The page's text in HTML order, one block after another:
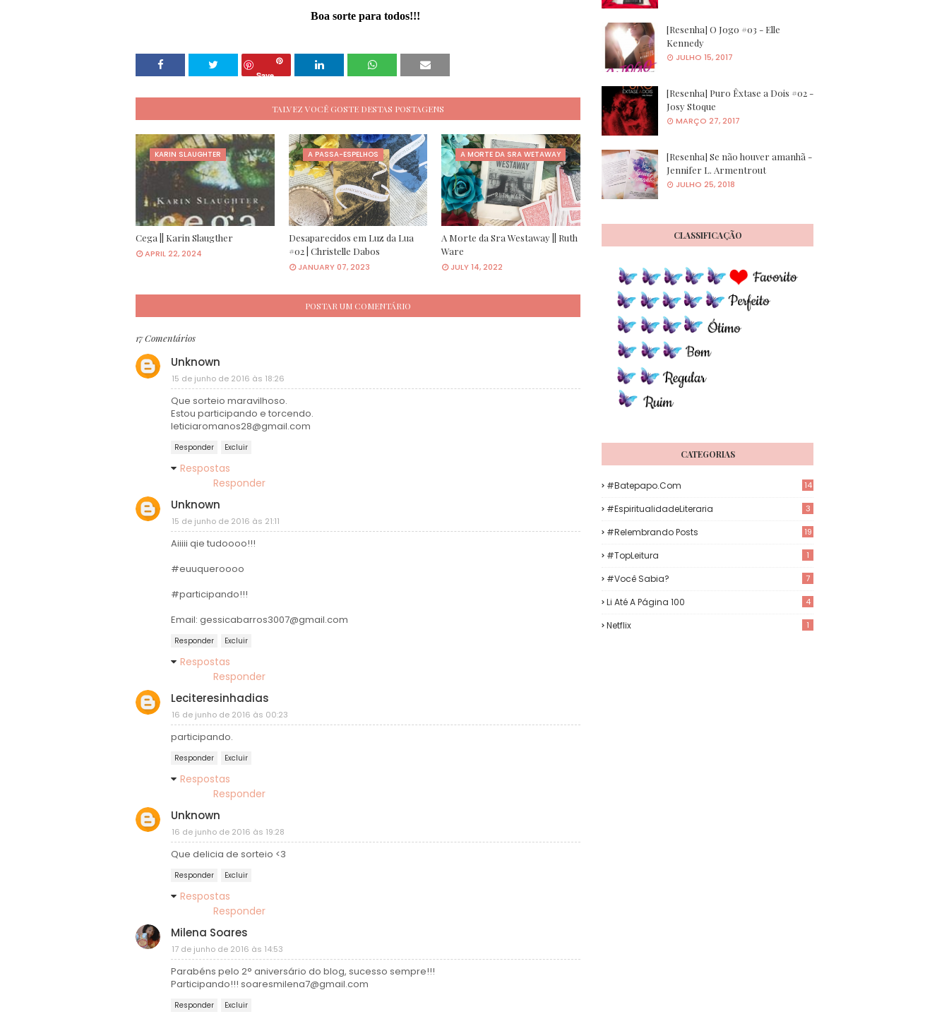
Boa sorte para todos!!!
Save
TALVEZ VOCÊ GOSTE DESTAS POSTAGENS
KARIN SLAUGHTER
Cega || Karin Slaugther
APRIL 22, 2024
A PASSA-ESPELHOS
Desaparecidos em Luz da Lua
#02 | Christelle Dabos
JANUARY 07, 2023
A MORTE DA SRA WETAWAY
A Morte da Sra Westaway || Ruth
Ware
JULY 14, 2022
POSTAR UM COMENTÁRIO
17 Comentários
Unknown
15 de junho de 2016 às 18:26
Que sorteio maravilhoso.
Estou participando e torcendo.
leticiaromanos28@gmail.com
Responder Excluir
Respostas
Responder
Unknown
15 de junho de 2016 às 21:11
Aiiiii qie tudoooo!!!
#euuqueroooo
#participando!!!
Email: gessicabarros3007@gmail.com
Responder Excluir
Respostas
Responder
Leciteresinhadias
16 de junho de 2016 às 00:23
participando.
Responder Excluir
Respostas
Responder
Unknown
16 de junho de 2016 às 19:28
Que delicia de sorteio <3
Responder Excluir
Respostas
Responder
Milena Soares
17 de junho de 2016 às 14:53
Parabéns pelo 2° aniversário do blog, sucesso sempre!!!
Participando!!! soaresmilena7@gmail.com
Responder Excluir
[Resenha] O Jogo #03 - Elle
Kennedy
JULHO 15, 2017
[Resenha] Puro Êxtase a Dois #02 -
Josy Stoque
MARÇO 27, 2017
[Resenha] Se não houver amanhã -
Jennifer L. Armentrout
JULHO 25, 2018
CLASSIFICAÇÃO
CATEGORIAS
#Batepapo.com 14
#EspiritualidadeLiteraria 3
#Relembrando Posts 19
#TopLeitura 1
#Você Sabia? 7
Li Até A Página 100 4
Netflix 1